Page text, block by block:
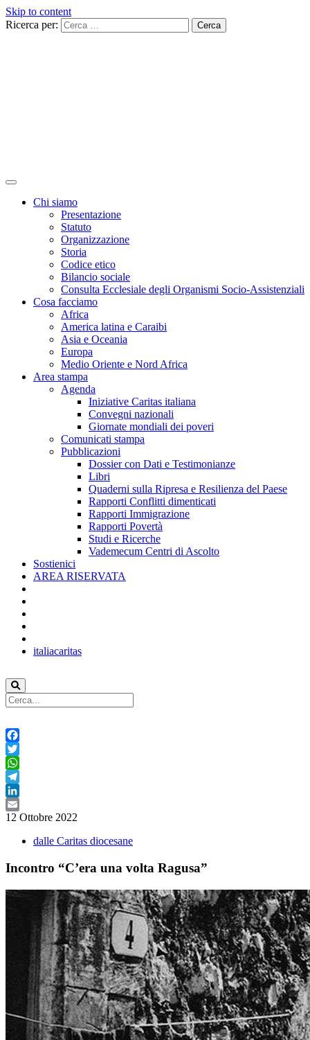
Skip to content
Ricerca per:
Chi siamo
Presentazione
Statuto
Organizzazione
Storia
Codice etico
Bilancio sociale
Consulta Ecclesiale degli Organismi Socio-Assistenziali
Cosa facciamo
Africa
America latina e Caraibi
Asia e Oceania
Europa
Medio Oriente e Nord Africa
Area stampa
Agenda
Iniziative Caritas italiana
Convegni nazionali
Giornate mondiali dei poveri
Comunicati stampa
Pubblicazioni
Dossier con Dati e Testimonianze
Libri
Quaderni sulla Ripresa e Resilienza del Paese
Rapporti Conflitti dimenticati
Rapporti Immigrazione
Rapporti Povertà
Studi e Ricerche
Vademecum Centri di Ascolto
Sostienici
AREA RISERVATA
italiacaritas
Facebook
Twitter
WhatsApp
Telegram
LinkedIn
Email
12 Ottobre 2022
dalle Caritas diocesane
Incontro “C’era una volta Ragusa”